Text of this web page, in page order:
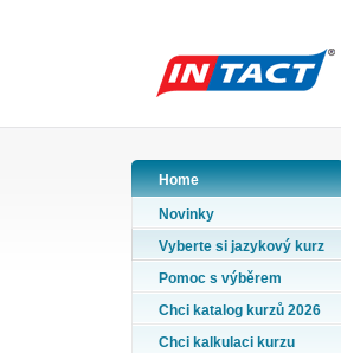
Home
Novinky
Vyberte si jazykový kurz
Pomoc s výběrem
Chci katalog kurzů 2026
Chci kalkulaci kurzu